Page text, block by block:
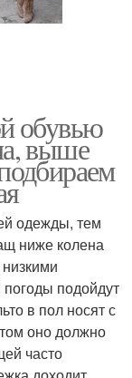
обувью
выше
одежды, тем
ниже колена
подойдут
в пол носят с
оно должно
часто